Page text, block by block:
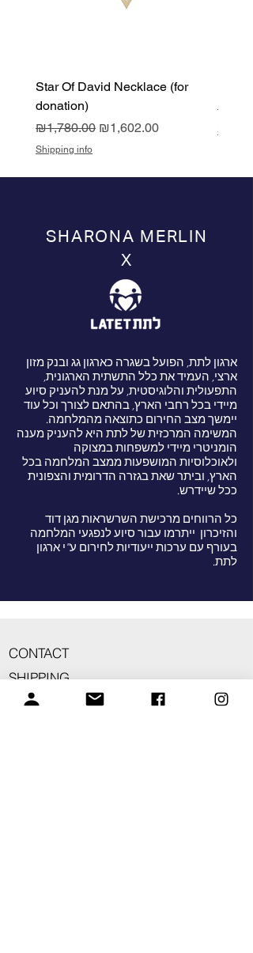
Star Of David Necklace (for
donation)
Regular Price
₪1,780.00 Sale Price
₪1,602.00
Shipping info
SHARONA MERLIN
X
ארגון לתת, הפועל בשגרה כארגון גג ובנק מזון
ארצי, העמיד את כלל התשתית הארגונית,
התפעולית והלוגיסטית, על מנת להעניק סיוע
מיידי בכל רחבי הארץ, בהתאם לצורך וכל עוד
יימשך מצב החירום כתוצאה מהמלחמה.
המשימה המרכזית של לתת היא להעניק מענה
הומניטרי מיידי למשפחות במצוקה
ולאוכלוסיות המושפעות ממצב המלחמה בכל
הארץ, וביתר שאת בגזרה הדרומית והצפונית
ככל שיידרש.
כל הרווחים מרכישת השרשראות מגן דוד
והזיכרון ייתרמו עבור סיוע לנפגעי המלחמה
בעורף עם ערכות ייעודיות לחירום ע"י ארגון
לתת.
CONTACT
SHIPPING
ABOUT